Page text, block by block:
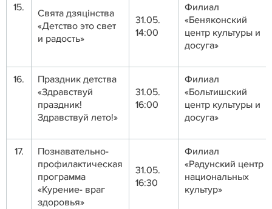
15.
Свята дзяцінства
«Детство это свет
и радость»
31.05.
14:00
Филиал
«Беняконский
центр культуры и
досуга»
16.
Праздник детства
«Здравствуй
праздник!
Здравствуй лето!»
31.05.
16:00
Филиал
«Больтишский
центр культуры и
досуга»
17.
Познавательно-
профилактическая
программа
«Курение- враг
здоровья»
31.05.
16:30
Филиал
«Радунский центр
национальных
культур»